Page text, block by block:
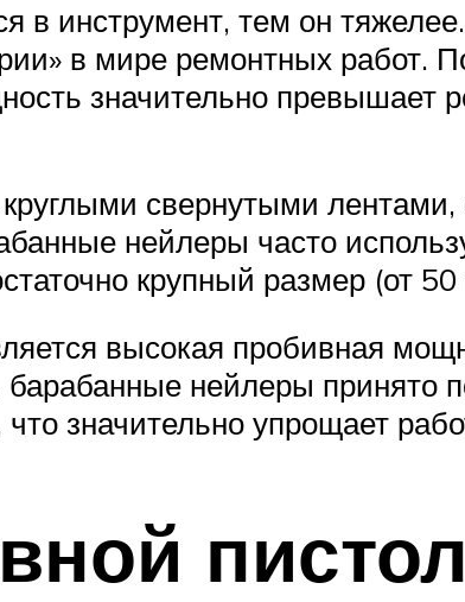
инструмент, тем он
в мире ремонтных работ.
значительно превышает
свернутыми
нейлеры часто
крупный размер (от
высокая пробивная
нейлеры принято
значительно упрощает